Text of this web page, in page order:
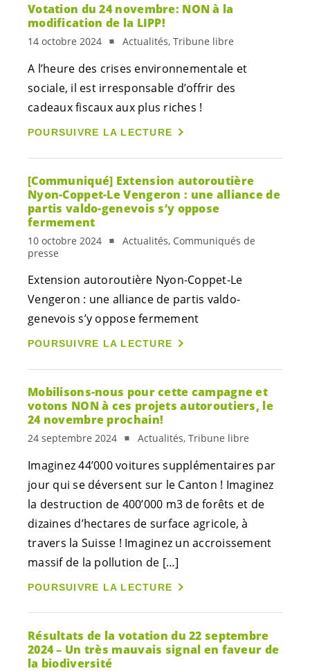
Votation du 24 novembre: NON à la
modification de la LIPP!
14 octobre 2024 Actualités, Tribune libre
A l’heure des crises environnementale et
sociale, il est irresponsable d’offrir des
cadeaux fiscaux aux plus riches !
POURSUIVRE LA LECTURE
[Communiqué] Extension autoroutière
Nyon-Coppet-Le Vengeron : une alliance de
partis valdo-genevois s’y oppose
fermement
10 octobre 2024
Actualités, Communiqués de
presse
Extension autoroutière Nyon-Coppet-Le
Vengeron : une alliance de partis valdo-
genevois s’y oppose fermement
POURSUIVRE LA LECTURE
Mobilisons-nous pour cette campagne et
votons NON à ces projets autoroutiers, le
24 novembre prochain!
24 septembre 2024 Actualités, Tribune libre
Imaginez 44’000 voitures supplémentaires par
jour qui se déversent sur le Canton ! Imaginez
la destruction de 400’000 m3 de forêts et de
dizaines d’hectares de surface agricole, à
travers la Suisse ! Imaginez un accroissement
massif de la pollution de […]
POURSUIVRE LA LECTURE
Résultats de la votation du 22 septembre
2024 – Un très mauvais signal en faveur de
la biodiversité